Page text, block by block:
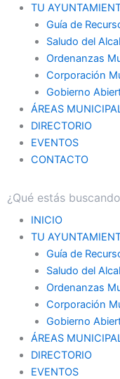
TU
Guía de
Saludo del
Ordenanzas
Corporación
Gobierno
ÁREAS
DIRECTORIO
EVENTOS
CONTACTO
INICIO
TU
Guía de
Saludo del
Ordenanzas
Corporación
Gobierno
ÁREAS
DIRECTORIO
EVENTOS